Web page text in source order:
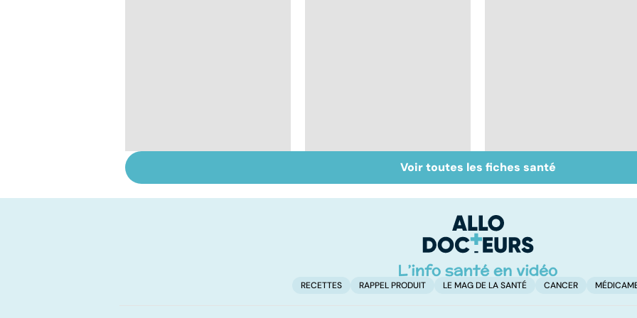
bonnes résolutions
BPCO, la bronchite du
fumeur
Les méthodes qui
fonctionnent
Voir toutes les fiches santé
RECETTES RAPPEL PRODUIT LE MAG DE LA SANTÉ CANCER